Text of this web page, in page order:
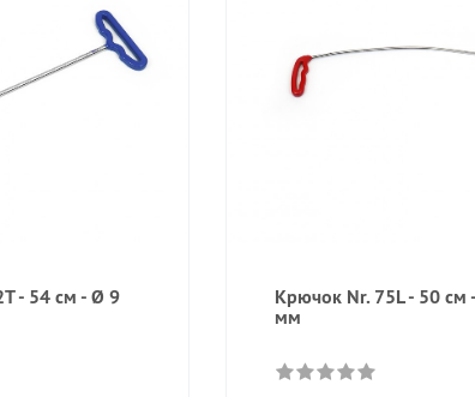
- 54 см - Ø 9
Крючок Nr. 75L - 50 см
мм